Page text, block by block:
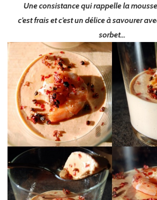
Une consistance qui rappelle la
c’est frais et c’est un délice à savourer
sorbet…